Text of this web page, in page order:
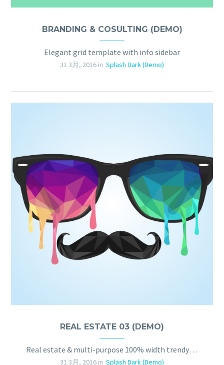
BRANDING & COSULTING (DEMO)
Elegant grid template with info sidebar
31 3月, 2016 in Splash Dark (Demo)
REAL ESTATE 03 (DEMO)
Real estate & multi-purpose 100% width trendy template
31 3月, 2016 in Splash Dark (Demo)